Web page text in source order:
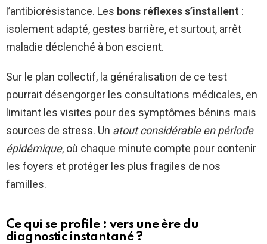
l’antibiorésistance. Les bons réflexes s’installent :
isolement adapté, gestes barrière, et surtout, arrêt
maladie déclenché à bon escient.
Sur le plan collectif, la généralisation de ce test
pourrait désengorger les consultations médicales, en
limitant les visites pour des symptômes bénins mais
sources de stress. Un atout considérable en période
épidémique, où chaque minute compte pour contenir
les foyers et protéger les plus fragiles de nos
familles.
Ce qui se profile : vers une ère du
diagnostic instantané ?